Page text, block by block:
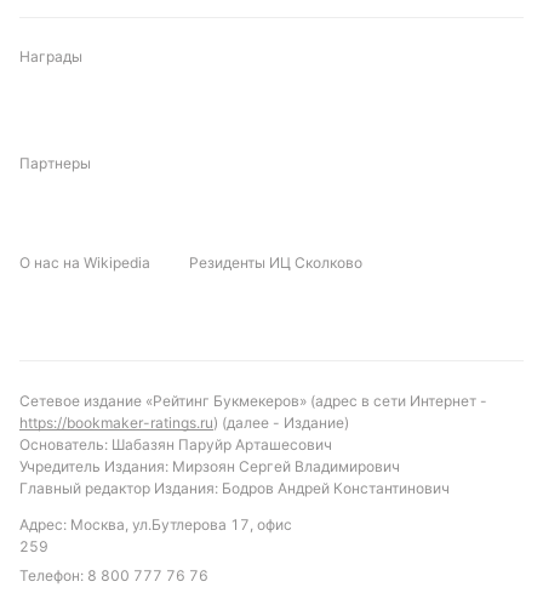
стандарты, вероятно, сыграют заметную роль,
Прогноз и рекомендации по ставкам
минимальным преимуществом. Вероятно, игра
традиционно высокий показатель по этому
показателю в очных встречах. Также стоит
обратить внимание на индивидуальные тоталы по
жёлтым карточкам обеих команд, которые обычно
остаются ниже определённых порогов, что
отражает умеренную жёсткость игры.
Награды
Партнеры
О нас на Wikipedia Резиденты ИЦ Сколково
Сетевое издание «Рейтинг Букмекеров» (адрес в сети Интернет -
https://bookmaker-ratings.ru) (далее - Издание)
Основатель: Шабазян Паруйр Арташесович
Учредитель Издания: Мирзоян Сергей Владимирович
Главный редактор Издания: Бодров Андрей Константинович
Адрес: Москва, ул.Бутлерова 17, офис
259
Телефон: 8 800 777 76 76